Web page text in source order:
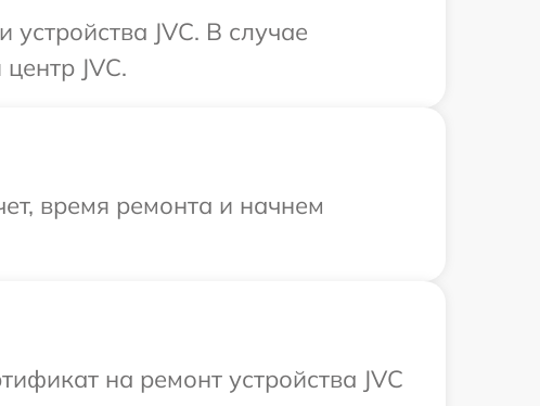
JVC. В случае
JVC.
время ремонта и начнем
на ремонт устройства JVC